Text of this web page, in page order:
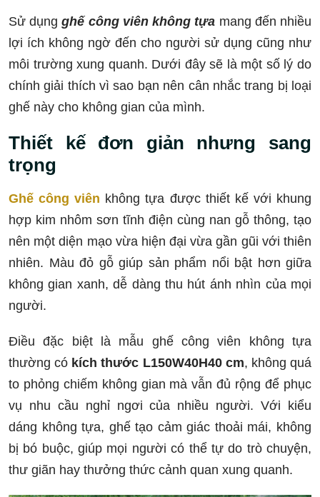
Sử dụngghế công viên không tựa mang đến nhiều
lợi ích không ngờ đến cho người sử dụng cũng như
môi trường xung quanh. Dưới đây sẽ là một số lý do
chính giải thích vì sao bạn nên cân nhắc trang bị loại
ghế này cho không gian của mình.
Thiết kế đơn giản nhưng sang
trọng
Ghế công viên không tựa được thiết kế với khung
hợp kim nhôm sơn tĩnh điện cùng nan gỗ thông, tạo
nên một diện mạo vừa hiện đại vừa gần gũi với thiên
nhiên. Màu đỏ gỗ giúp sản phẩm nổi bật hơn giữa
không gian xanh, dễ dàng thu hút ánh nhìn của mọi
người.
Điều đặc biệt là mẫu ghế công viên không tựa
thường có kích thước L150W40H40 cm, không quá
to phỏng chiếm không gian mà vẫn đủ rộng để phục
vụ nhu cầu nghỉ ngơi của nhiều người. Với kiểu
dáng không tựa, ghế tạo cảm giác thoải mái, không
bị bó buộc, giúp mọi người có thể tự do trò chuyện,
thư giãn hay thưởng thức cảnh quan xung quanh.